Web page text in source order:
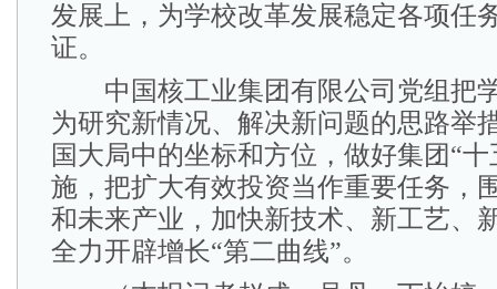
发展上，为学校改革发展稳定各项任
证。
中国核工业集团有限公司党组把
为研究新情况、解决新问题的思路举
国大局中的坐标和方位，做好集团“
施，把扩大有效投资当作重要任务，
和未来产业，加快新技术、新工艺、
全力开辟增长“第二曲线”。